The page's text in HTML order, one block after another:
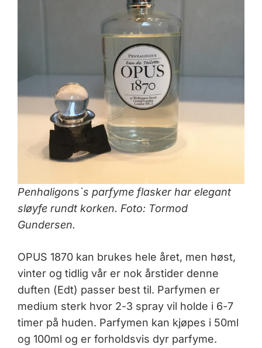
Penhaligons`s parfyme flasker har elegant
sløyfe rundt korken. Foto: Tormod
Gundersen.
OPUS 1870 kan brukes hele året, men høst,
vinter og tidlig vår er nok årstider denne
duften (Edt) passer best til. Parfymen er
medium sterk hvor 2-3 spray vil holde i 6-7
timer på huden. Parfymen kan kjøpes i 50ml
og 100ml og er forholdsvis dyr parfyme.